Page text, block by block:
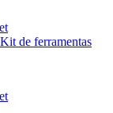
Kit de ferramentas